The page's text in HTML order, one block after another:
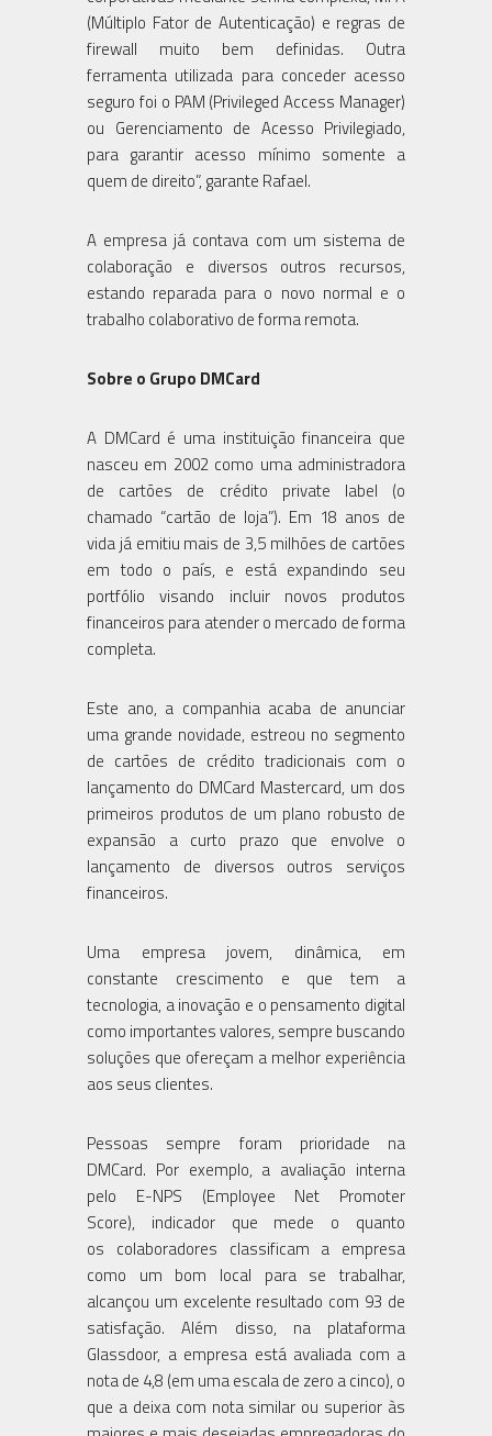
(Múltiplo Fator de Autenticação) e regras de
firewall muito bem definidas. Outra
ferramenta utilizada para conceder acesso
seguro foi o PAM (Privileged Access Manager)
ou Gerenciamento de Acesso Privilegiado,
para garantir acesso mínimo somente a
quem de direito”, garante Rafael.
A empresa já contava com um sistema de
colaboração e diversos outros recursos,
estando reparada para o novo normal e o
trabalho colaborativo de forma remota.
Sobre o Grupo DMCard
A DMCard é uma instituição financeira que
nasceu em 2002 como uma administradora
de cartões de crédito private label (o
chamado “cartão de loja”). Em 18 anos de
vida já emitiu mais de 3,5 milhões de cartões
em todo o país, e está expandindo seu
portfólio visando incluir novos produtos
financeiros para atender o mercado de forma
completa.
Este ano, a companhia acaba de anunciar
uma grande novidade, estreou no segmento
de cartões de crédito tradicionais com o
lançamento do DMCard Mastercard, um dos
primeiros produtos de um plano robusto de
expansão a curto prazo que envolve o
lançamento de diversos outros serviços
financeiros.
Uma empresa jovem, dinâmica, em
constante crescimento e que tem a
tecnologia, a inovação e o pensamento digital
como importantes valores, sempre buscando
soluções que ofereçam a melhor experiência
aos seus clientes.
Pessoas sempre foram prioridade na
DMCard. Por exemplo, a avaliação interna
pelo E-NPS (Employee Net Promoter
Score), indicador que mede o quanto
os colaboradores classificam a empresa
como um bom local para se trabalhar,
alcançou um excelente resultado com 93 de
satisfação. Além disso, na plataforma
Glassdoor, a empresa está avaliada com a
nota de 4,8 (em uma escala de zero a cinco), o
que a deixa com nota similar ou superior às